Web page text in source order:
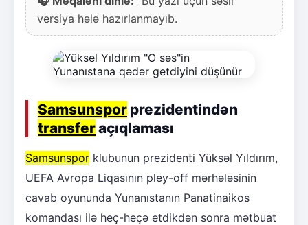
versiya hələ hazırlanmayıb.
Samsunspor prezidentindən
transferaçıqlaması
Samsunspor klubunun prezidenti Yüksəl Yıldırım,
UEFA Avropa Liqasının pley-off mərhələsinin
cavab oyununda Yunanıstanın Panatinaikos
komandası ilə heç-heçə etdikdən sonra mətbuat